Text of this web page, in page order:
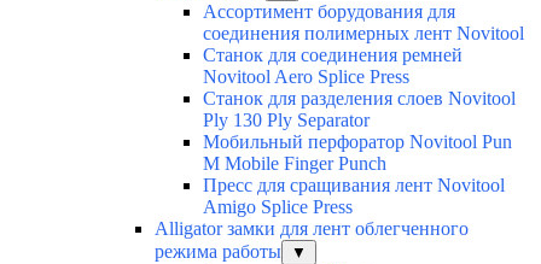
Ассортимент борудования для
соединения полимерных лент Novitool
Станок для соединения ремней
Novitool Aero Splice Press
Станок для разделения слоев Novitool
Ply 130 Ply Separator
Мобильный перфоратор Novitool Pun
M Mobile Finger Punch
Пресс для сращивания лент Novitool
Amigo Splice Press
Alligator замки для лент облегченного
режима работы
▼